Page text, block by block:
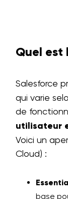
Quel est
Salesforce
qui varie
de
utilisateur
Voici un
Cloud) :
base